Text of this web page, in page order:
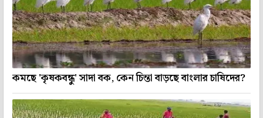
কমছে 'কৃষকবন্ধু' সাদা বক, কেন চিন্তা বাড়ছে বাংলার চাষিদের?